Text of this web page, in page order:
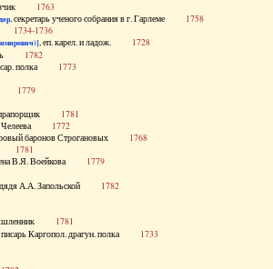
1763
, секретарь ученого собрания в г. Гарлеме 1758
1734-1736
, еп. карел. и ладож. 1728
1782
полка 1773
1779
1781
Челеева 1772
баронов Строгановых 1768
1781
В.Я. Воейкова 1779
А.А. Запольской 1782
1781
писарь Каргопол. драгун. полка 1733